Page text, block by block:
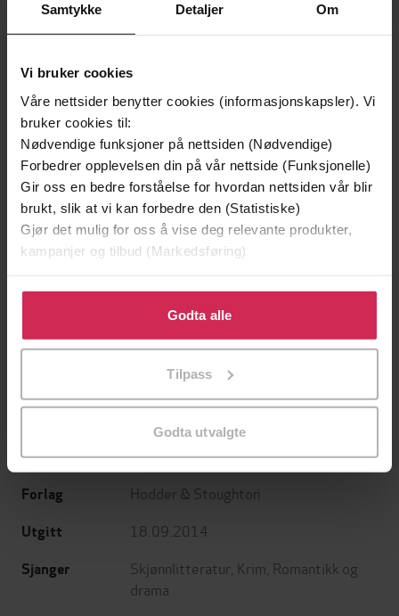
Samtykke Detaljer Om
Vi bruker cookies
Våre nettsider benytter cookies (informasjonskapsler). Vi
bruker cookies til:
Nødvendige funksjoner på nettsiden (Nødvendige)
Forbedrer opplevelsen din på vår nettside (Funksjonelle)
Gir oss en bedre forståelse for hvordan nettsiden vår blir
brukt, slik at vi kan forbedre den (Statistiske)
Gjør det mulig for oss å vise deg relevante produkter,
kampanjer og tilbud (Markedsføring)
Klikk på «Godta alle» for å gi oss ditt samtykke til å
bruke cookies for alle disse formålene. Du kan også
tilpasse ditt samtykke til spesifikke formål ved å klikke
Godta alle
Tilpass
Godta utvalgte
199,-
Jo Nesbø
349,-
Jørn Lier Horst
Forfattere Karen Robards(forfatter)
Forlag Hodder & Stoughton
Utgitt 18.09.2014
Sjanger Skjønnlitteratur Krim Romantikk og
drama